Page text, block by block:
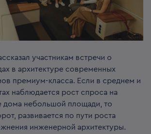
участникам встречи о
в архитектуре современных
премиум-класса. Если в среднем и
наблюдается рост спроса на
дома небольшой площади, то
развивается по пути роста
инженерной архитектуры.